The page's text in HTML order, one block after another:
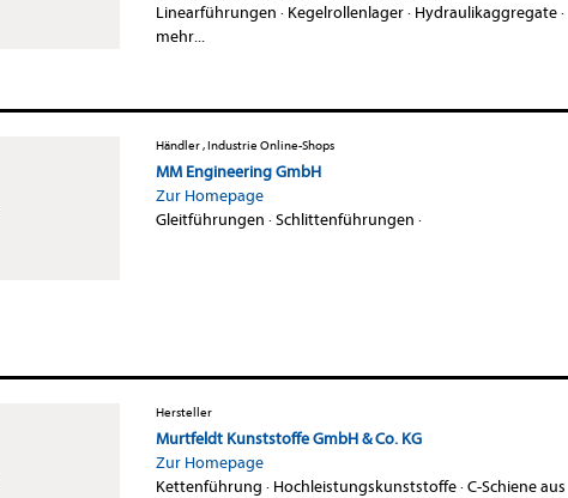
Linearführungen · Kegelrollenlager· Hydraulikaggregate·
mehr...
Händler , Industrie Online-Shops
MM Engineering GmbH
Zur Homepage
Gleitführungen ·Schlittenführungen ·
Hersteller
Murtfeldt Kunststoffe GmbH & Co. KG
Zur Homepage
Kettenführung · Hochleistungskunststoffe·C-Schiene aus